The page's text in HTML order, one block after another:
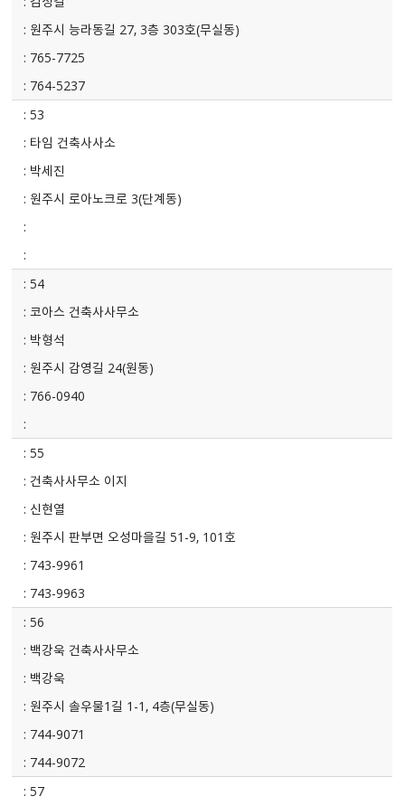
원주시 능라동길 27, 3층 303호(무실동)
765-7725
764-5237
53
타임 건축사사소
박세진
원주시 로아노크로 3(단계동)
54
코아스 건축사사무소
박형석
원주시 감영길 24(원동)
766-0940
55
건축사사무소 이지
신현열
원주시 판부면 오성마을길 51-9, 101호
743-9961
743-9963
56
백강욱 건축사사무소
백강욱
원주시 솔우물1길 1-1, 4층(무실동)
744-9071
744-9072
57